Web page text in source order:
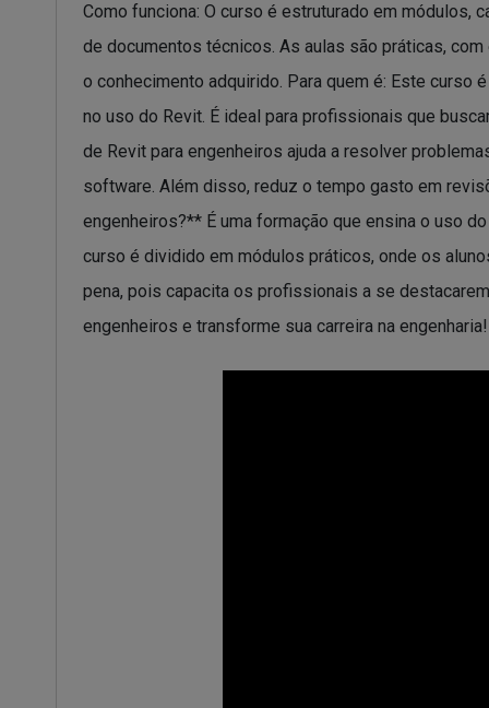
Como funciona: O curso é estruturado em módulos,
de documentos técnicos. As aulas são práticas,
o conhecimento adquirido. Para quem é: Este
no uso do Revit. É ideal para profissionais que
de Revit para engenheiros ajuda a resolver
software. Além disso, reduz o tempo gasto em
engenheiros?** É uma formação que ensina o uso
curso é dividido em módulos práticos, onde os
pena, pois capacita os profissionais a se
engenheiros e transforme sua carreira na engenharia!